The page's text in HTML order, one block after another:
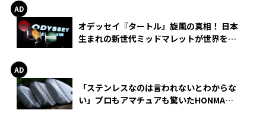
オデッセイ『タートル』旋風の真相！ 日本
生まれの新世代ミッドマレットが世界を席
「ステンレスなのは言われないとわからな
い」プロもアマチュアも驚いたHONMA